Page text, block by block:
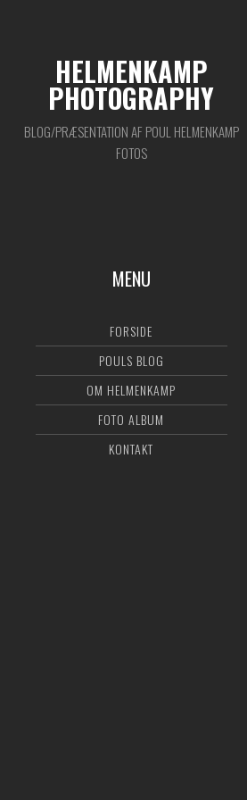
HELMENKAMP
PHOTOGRAPHY
BLOG/PRÆSENTATION AF POUL HELMENKAMP
FOTOS
MENU
FORSIDE
POULS BLOG
OM HELMENKAMP
FOTO ALBUM
KONTAKT